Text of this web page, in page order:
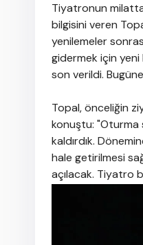
Tiyatronun
bilgisini veren
yenilemeler
gidermek için yeni
son verildi.
Topal, önceliğin
konuştu: "Oturma
kaldırdık.
hale getirilmesi
açılacak. Tiyatro